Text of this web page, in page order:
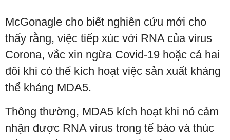
McGonagle cho biết nghiên cứu mới cho
thấy rằng, việc tiếp xúc với RNA của virus
Corona, vắc xin ngừa Covid-19 hoặc cả hai
đôi khi có thể kích hoạt việc sản xuất kháng
thể kháng MDA5.
Thông thường, MDA5 kích hoạt khi nó cảm
nhận được RNA virus trong tế bào và thúc